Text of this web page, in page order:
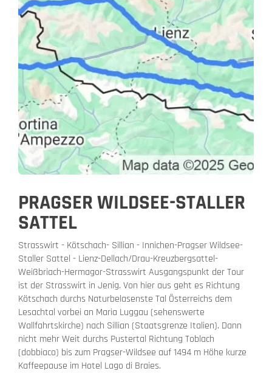
PRAGSER WILDSEE-STALLER
SATTEL
Strasswirt - Kötschach- Sillian - Innichen-Pragser Wildsee-
Staller Sattel - Lienz-Dellach/Drau-Kreuzbergsattel-
Weißbriach-Hermagor-Strasswirt Ausgangspunkt der Tour
ist der Strasswirt in Jenig. Von hier aus geht es Richtung
Kötschach durchs Naturbelasenste Tal Österreichs dem
Lesachtal vorbei an Maria Luggau (sehenswerte
Wallfahrtskirche) nach Sillian (Staatsgrenze Italien). Dann
nicht mehr Weit durchs Pustertal Richtung Toblach
(dobbiaco) bis zum Pragser-Wildsee auf 1494 m Höhe kurze
Kaffeepause im Hotel Lago di Braies.